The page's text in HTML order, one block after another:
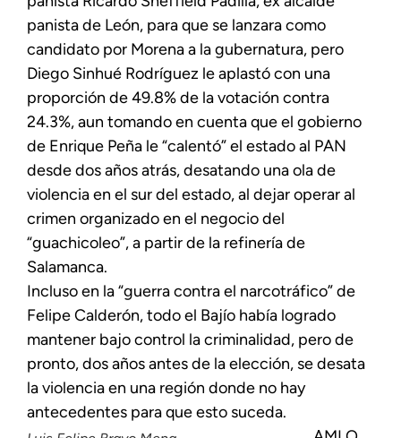
panista de León, para que se lanzara como
candidato por Morena a la gubernatura, pero
Diego Sinhué Rodríguez le aplastó con una
proporción de 49.8% de la votación contra
24.3%, aun tomando en cuenta que el gobierno
de Enrique Peña le “calentó” el estado al PAN
desde dos años atrás, desatando una ola de
violencia en el sur del estado, al dejar operar al
crimen organizado en el negocio del
“guachicoleo”, a partir de la refinería de
Salamanca.
Incluso en la “guerra contra el narcotráfico” de
Felipe Calderón, todo el Bajío había logrado
mantener bajo control la criminalidad, pero de
pronto, dos años antes de la elección, se desata
la violencia en una región donde no hay
antecedentes para que esto suceda.